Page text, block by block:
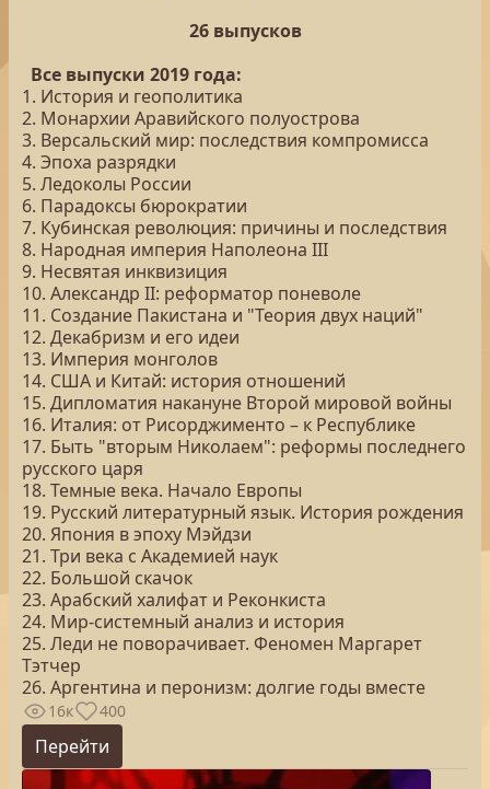
26 выпусков
Все выпуски 2019 года:
1. История и геополитика
2. Монархии Аравийского полуострова
3. Версальский мир: последствия компромисса
4. Эпоха разрядки
5. Ледоколы России
6. Парадоксы бюрократии
7. Кубинская революция: причины и последствия
8. Народная империя Наполеона III
9. Несвятая инквизиция
10. Александр II: реформатор поневоле
11. Создание Пакистана и "Теория двух наций"
12. Декабризм и его идеи
13. Империя монголов
14. США и Китай: история отношений
15. Дипломатия накануне Второй мировой войны
16. Италия: от Рисорджименто – к Республике
17. Быть "вторым Николаем": реформы последнего
русского царя
18. Темные века. Начало Европы
19. Русский литературный язык. История рождения
20. Япония в эпоху Мэйдзи
21. Три века с Академией наук
22. Большой скачок
23. Арабский халифат и Реконкиста
24. Мир-системный анализ и история
25. Леди не поворачивает. Феномен Маргарет
Тэтчер
26. Аргентина и перонизм: долгие годы вместе
16к 400
Перейти